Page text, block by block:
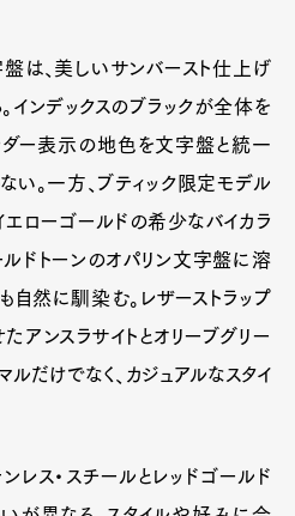
は、美しいサンバースト仕上げ
インデックスのブラックが全体を
ダー表示の地色を文字盤と統一
い。一方、ブティック限定モデル
エローゴールドの希少なバイカラ
ルドトーンのオパリン文字盤に溶
自然に馴染む。レザーストラップ
アンスラサイトとオリーブグリー
ルだけでなく、カジュアルなスタイ
レス・スチールとレッドゴールド